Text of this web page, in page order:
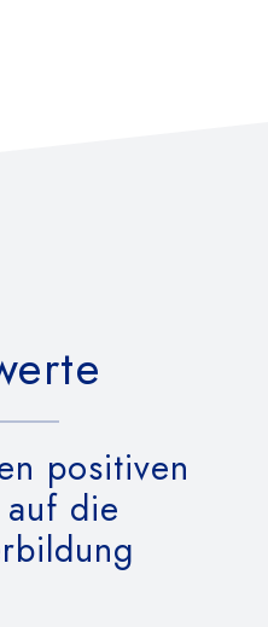
positiven
die